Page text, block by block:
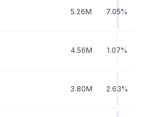
5.26M 7.05%
4.56M 1.07%
3.80M 2.63%